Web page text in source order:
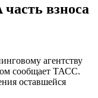
взноса
агентству
сообщает ТАСС.
оставшейся